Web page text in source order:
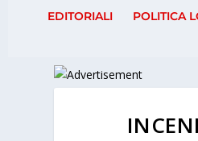
EDITORIALI POLITICA